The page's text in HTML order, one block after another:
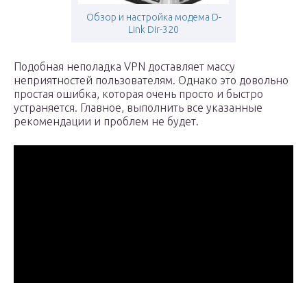
Обзор и настройка модема D-
Link Dir-320
Подобная неполадка VPN доставляет массу
неприятностей пользователям. Однако это довольно
простая ошибка, которая очень просто и быстро
устраняется. Главное, выполнить все указанные
рекомендации и проблем не будет.